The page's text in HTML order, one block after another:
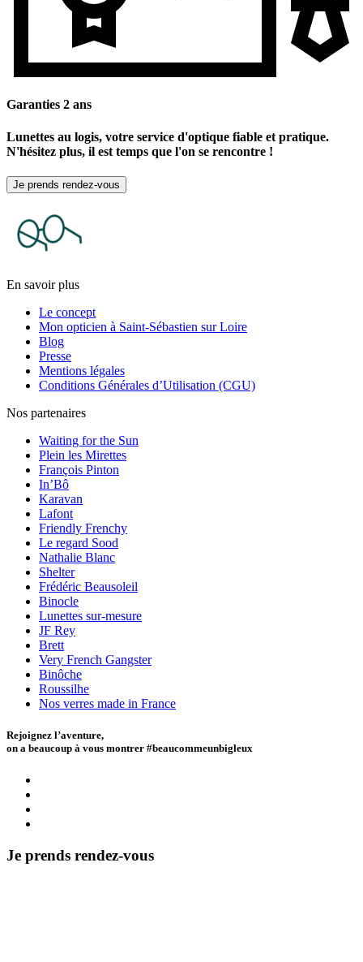
Garanties 2 ans
Lunettes au logis, votre service d'optique fiable et pratique.
N'hésitez plus, il est temps que l'on se rencontre !
Je prends rendez-vous
En savoir plus
Le concept
Mon opticien à Saint-Sébastien sur Loire
Blog
Presse
Mentions légales
Conditions Générales d’Utilisation (CGU)
Nos partenaires
Waiting for the Sun
Plein les Mirettes
François Pinton
In’Bô
Karavan
Lafont
Friendly Frenchy
Le regard Sood
Nathalie Blanc
Shelter
Frédéric Beausoleil
Binocle
Lunettes sur-mesure
JF Rey
Brett
Very French Gangster
Binôche
Roussilhe
Nos verres made in France
Rejoignez l’aventure,
on a beaucoup à vous montrer #beaucommeunbigleux
Je prends rendez-vous